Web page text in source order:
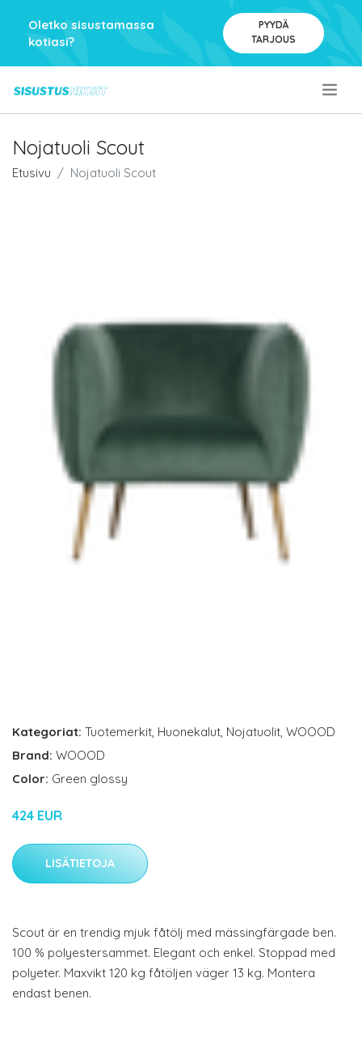
Oletko sisustamassa
kotiasi?
PYYDÄ
TARJOUS
Nojatuoli Scout
Etusivu Nojatuoli Scout
Kategoriat: Tuotemerkit, Huonekalut, Nojatuolit, WOOOD
Brand: WOOOD
Color: Green glossy
424 EUR
LISÄTIETOJA
Scout är en trendig mjuk fåtölj med mässingfärgade ben.
100 % polyestersammet. Elegant och enkel. Stoppad med
polyeter. Maxvikt 120 kg fåtöljen väger 13 kg. Montera
endast benen.